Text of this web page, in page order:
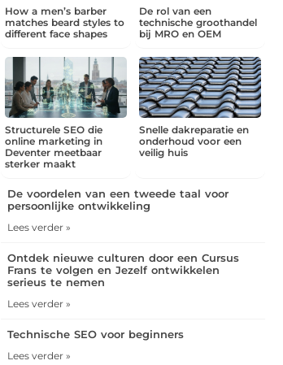
How a men’s barber
matches beard styles to
different face shapes
De rol van een
technische groothandel
bij MRO en OEM
Structurele SEO die
online marketing in
Deventer meetbaar
sterker maakt
Snelle dakreparatie en
onderhoud voor een
veilig huis
De voordelen van een tweede taal voor
persoonlijke ontwikkeling
Lees verder »
Ontdek nieuwe culturen door een Cursus
Frans te volgen en Jezelf ontwikkelen
serieus te nemen
Lees verder »
Technische SEO voor beginners
Lees verder »